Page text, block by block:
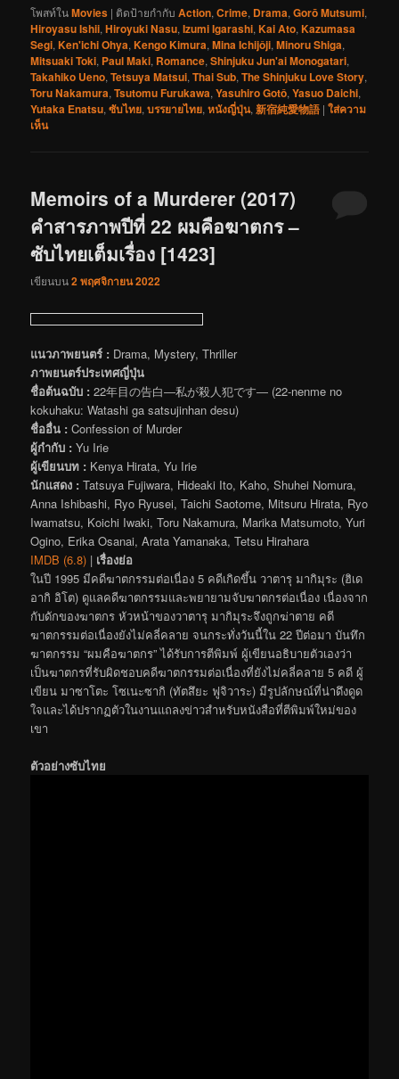
โพสท์ในMovies | ติดป้ายกำกับ Action,Crime, Drama,Gorō Mutsumi,
Hiroyasu Ishii,Hiroyuki Nasu,Izumi Igarashi,Kai Ato,Kazumasa
Segi,Ken'ichi Ohya,Kengo Kimura,Mina Ichijôji,Minoru Shiga,
Mitsuaki Toki, Paul Maki, Romance,Shinjuku Jun'ai Monogatari,
Takahiko Ueno,Tetsuya Matsui,Thai Sub,The Shinjuku Love Story,
Toru Nakamura,Tsutomu Furukawa,Yasuhiro Gotô,Yasuo Daichi,
Yutaka Enatsu,ซับไทย,บรรยายไทย,หนังญี่ปุ่น,新宿純愛物語 |ใส่ความ
เห็น
Memoirs of a Murderer (2017)
คำสารภาพปีที่ 22 ผมคือฆาตกร –
ซับไทยเต็มเรื่อง [1423]
เขียนบน2 พฤศจิกายน 2022
แนวภาพยนตร์ : Drama, Mystery, Thriller
ภาพยนตร์ประเทศญี่ปุ่น
ชื่อต้นฉบับ : 22年目の告白―私が殺人犯です― (22-nenme no
kokuhaku: Watashi ga satsujinhan desu)
ชื่ออื่น : Confession of Murder
ผู้กำกับ : Yu Irie
ผู้เขียนบท : Kenya Hirata, Yu Irie
นักแสดง : Tatsuya Fujiwara, Hideaki Ito, Kaho, Shuhei Nomura,
Anna Ishibashi, Ryo Ryusei, Taichi Saotome, Mitsuru Hirata, Ryo
Iwamatsu, Koichi Iwaki, Toru Nakamura, Marika Matsumoto, Yuri
Ogino, Erika Osanai, Arata Yamanaka, Tetsu Hirahara
IMDB (6.8) | เรื่องย่อ
ในปี 1995 มีคดีฆาตกรรมต่อเนื่อง 5 คดีเกิดขึ้น วาตารุ มากิมุระ (ฮิเด
อากิ อิโต) ดูแลคดีฆาตกรรมและพยายามจับฆาตกรต่อเนื่อง เนื่องจาก
กับดักของฆาตกร หัวหน้าของวาตารุ มากิมุระจึงถูกฆ่าตาย คดี
ฆาตกรรมต่อเนื่องยังไม่คลี่คลาย จนกระทั่งวันนี้ใน 22 ปีต่อมา บันทึก
ฆาตกรรม “ผมคือฆาตกร” ได้รับการตีพิมพ์ ผู้เขียนอธิบายตัวเองว่า
เป็นฆาตกรที่รับผิดชอบคดีฆาตกรรมต่อเนื่องที่ยังไม่คลี่คลาย 5 คดี ผู้
เขียน มาซาโตะ โซเนะซากิ (ทัตสึยะ ฟูจิวาระ) มีรูปลักษณ์ที่น่าดึงดูด
ใจและได้ปรากฏตัวในงานแถลงข่าวสำหรับหนังสือที่ตีพิมพ์ใหม่ของ
เขา
ตัวอย่างซับไทย